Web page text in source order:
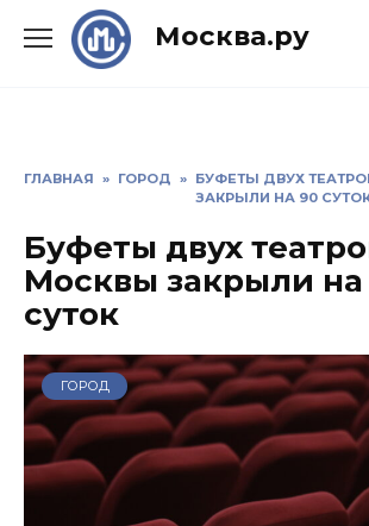
Москва.ру
ГЛАВНАЯ » ГОРОД » БУФЕТЫ ДВУХ
ЗАКРЫЛИ НА 90
Буфеты двух
Москвы закрыли на
суток
ГОРОД